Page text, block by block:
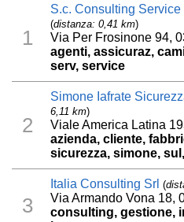
1
S.c. Consulting
(distanza: 0,41 km)
Via Per Frosinone 94,
agenti, assicuraz,
serv, service
2
Simone Iafrate
6,11 km)
Viale America Latina
azienda, cliente,
sicurezza, simone,
3
Italia Consulting Srl (
Via Armando Vona 18,
consulting, gestione,